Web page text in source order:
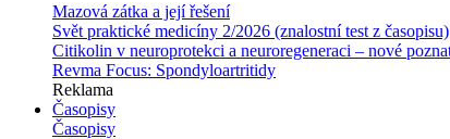
Mazová zátka a její řešení
Svět praktické medicíny 2/2026 (znalostní test z časopisu)
Citikolin v neuroprotekci a neuroregeneraci –⁠ nové
Revma Focus: Spondyloartritidy
Reklama
Časopisy
Časopisy